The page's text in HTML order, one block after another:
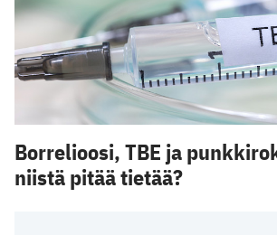
Borrelioosi, TBE ja
niistä pitää tietää?